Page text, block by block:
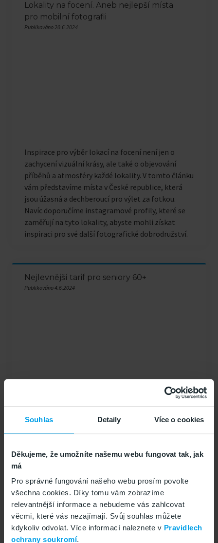
Souhlas Detaily Více o cookies
Děkujeme, že umožníte našemu webu fungovat tak, jak
má
Pro správné fungování našeho webu prosím povolte
všechna cookies. Díky tomu vám zobrazíme
relevantnější informace a nebudeme vás zahlcovat
věcmi, které vás nezajímají. Svůj souhlas můžete
kdykoliv odvolat. Více informací naleznete v Pravidlech
ochrany soukromí.
Lokality na focení. Aneb nejlepší místa
pro mobilní fotografii
Publikováno 20.6.2024
Inspirace pro výběr lokací na focení není jen o
zachycení vizuální krásy, ale také o objevování
příběhů a atmosféry každé lokality. V tomto článku
vám představíme místa v České republice, která
jsou úžasná a dechberoucí pro výlet za fotkou.
Navíc doporučíme instagramové profily, které se
zaměřují na tyto lokality, abyste mohli získat
inspiraci pro své další fotografické dobrodružství.
Nejlevnější tarif pro seniory 60+
Publikováno 4.6.2024
své přizpůsobení potřebám právě seniorům ale i
pro svou variabilitu a cenu. Přání seniorů je mít
zbytečných starostí. Díky tomu jsme vytvořili tarif,
Jak fotit mobilem, aneb 5 klíčových rad
pro perfektní snímky
Publikováno 20.2.2024